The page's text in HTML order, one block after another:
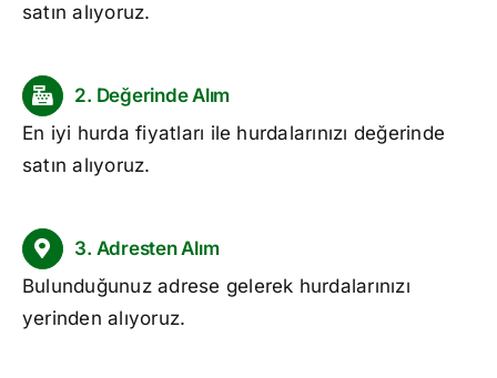
satın alıyoruz.
2. Değerinde Alım
En iyi hurda fiyatları ile hurdalarınızı değerinde
satın alıyoruz.
3. Adresten Alım
Bulunduğunuz adrese gelerek hurdalarınızı
yerinden alıyoruz.